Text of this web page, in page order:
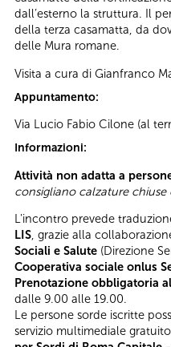
dall’esterno la struttura. Il
della terza casamatta, da
delle Mura romane.
Visita a cura di Gianfranco
Appuntamento:
Via Lucio Fabio Cilone (al
Informazioni:
Attività non adatta a
consigliano calzature chiuse
L'incontro prevede
LIS, grazie alla
Sociali e Salute (Direzione
Cooperativa sociale onlus
Prenotazione obbligatoria
dalle 9.00 alle 19.00.
Le persone sorde iscritte
servizio multimediale gratuito